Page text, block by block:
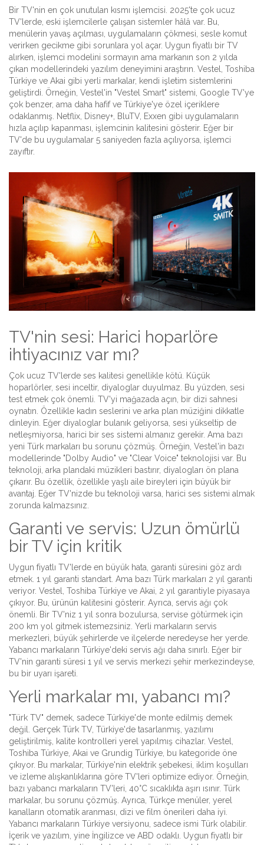
Bir TV'nin en çok unutulan kısmı işlemcisi. 2025'te çok ucuz
TV'lerde, eski işlemcilerle çalışan sistemler hâlâ var. Bu,
menülerin yavaş açılması, uygulamaların çökmesi, sesle komut
verirken gecikme gibi sorunlara yol açar. Uygun fiyatlı bir TV
alırken, işlemci modelini sormayın ama markanın son 2 yılda
çıkan modellerindeki yazılım deneyimini araştırın. Vestel, Toshiba
Türkiye ve Akai gibi yerli markalar, kendi işletim sistemlerini
geliştirdi. Örneğin, Vestel'in "Vestel Smart" sistemi, Google TV'ye
çok benzer, ama daha hafif ve Türkiye'ye özel içeriklere
odaklanmış. Netflix, Disney+, BluTV, Exxen gibi uygulamaların
hızla açılıp kapanması, işlemcinin kalitesini gösterir. Eğer bir
TV'de bu uygulamalar 5 saniyeden fazla açılıyorsa, işlemci
zayıftır.
TV'nin sesi: Harici hoparlöre
ihtiyacınız var mı?
Çok ucuz TV'lerde ses kalitesi genellikle kötü. Küçük
hoparlörler, sesi inceltir, diyaloglar duyulmaz. Bu yüzden, sesi
test etmek çok önemli. TV'yi mağazada açın, bir dizi sahnesi
oynatın. Özellikle kadın seslerini ve arka plan müziğini dikkatle
dinleyin. Eğer diyaloglar bulanık geliyorsa, sesi yükseltip de
netleşmiyorsa, harici bir ses sistemi almanız gerekir. Ama bazı
yeni Türk markaları bu sorunu çözmüş. Örneğin, Vestel'in bazı
modellerinde "Dolby Audio" ve "Clear Voice" teknolojisi var. Bu
teknoloji, arka plandaki müzikleri bastırır, diyalogları ön plana
çıkarır. Bu özellik, özellikle yaşlı aile bireyleri için büyük bir
avantaj. Eğer TV'nizde bu teknoloji varsa, harici ses sistemi almak
zorunda kalmazsınız.
Garanti ve servis: Uzun ömürlü
bir TV için kritik
Uygun fiyatlı TV'lerde en büyük hata, garanti süresini göz ardı
etmek. 1 yıl garanti standart. Ama bazı Türk markaları 2 yıl garanti
veriyor. Vestel, Toshiba Türkiye ve Akai, 2 yıl garantiyle piyasaya
çıkıyor. Bu, ürünün kalitesini gösterir. Ayrıca, servis ağı çok
önemli. Bir TV'niz 1 yıl sonra bozulursa, servise götürmek için
200 km yol gitmek istemezsiniz. Yerli markaların servis
merkezleri, büyük şehirlerde ve ilçelerde neredeyse her yerde.
Yabancı markaların Türkiye'deki servis ağı daha sınırlı. Eğer bir
TV'nin garanti süresi 1 yıl ve servis merkezi şehir merkezindeyse,
bu bir uyarı işareti.
Yerli markalar mı, yabancı mı?
"Türk TV" demek, sadece Türkiye'de monte edilmiş demek
değil. Gerçek Türk TV, Türkiye'de tasarlanmış, yazılımı
geliştirilmiş, kalite kontrolleri yerel yapılmış cihazlar. Vestel,
Toshiba Türkiye, Akai ve Grundig Türkiye, bu kategoride öne
çıkıyor. Bu markalar, Türkiye'nin elektrik şebekesi, iklim koşulları
ve izleme alışkanlıklarına göre TV'leri optimize ediyor. Örneğin,
bazı yabancı markaların TV'leri, 40°C sıcaklıkta aşırı ısınır. Türk
markalar, bu sorunu çözmüş. Ayrıca, Türkçe menüler, yerel
kanalların otomatik aranması, dizi ve film önerileri daha iyi.
Yabancı markaların Türkiye versiyonu, sadece ismi Türk olabilir.
İçerik ve yazılım, yine İngilizce ve ABD odaklı. Uygun fiyatlı bir